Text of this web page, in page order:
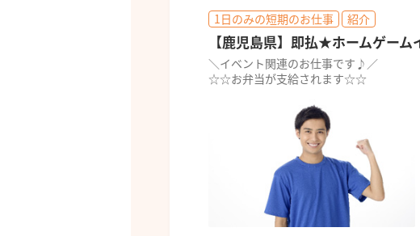
1日のみの短期のお仕事 紹介
【鹿児島県】即払★ホームゲー
＼イベント関連のお仕事です♪／
☆☆お弁当が支給されます☆☆